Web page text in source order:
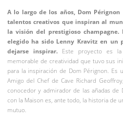
A lo largo de los años, Dom
talentos creativos que inspiran al
la visión del prestigioso
elegido ha sido Lenny Kravitz en un
dejarse inspirar. Este proyecto es
memorable de creatividad que tuvo sus
para la inspiración de Dom Pérignon. Es
Amigo del Chef de Cave Richard
conocedor y admirador de las añadas de
con la Maison es, ante todo, la historia de
mutuo.